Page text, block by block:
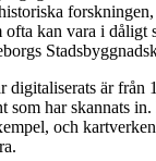
ofta kan vara i dåligt
digitaliserats är från
som har skannats
och